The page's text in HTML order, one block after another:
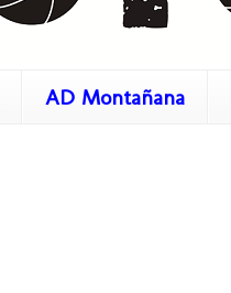
AD Montañana